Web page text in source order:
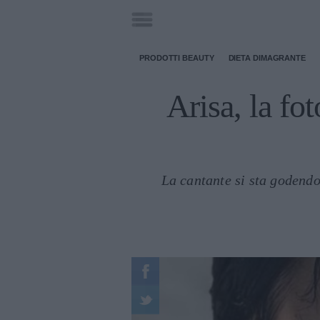
PRODOTTI BEAUTY DIETA DIMAGRANTE
Arisa, la
La cantante si sta